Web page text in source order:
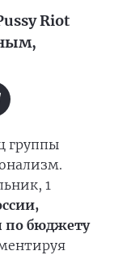
Riot
группы
1
по бюджету